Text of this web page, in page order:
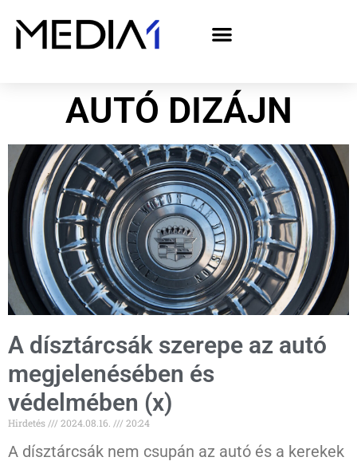
AUTÓ DIZÁJN
A dísztárcsák szerepe az autó
megjelenésében és
védelmében (x)
Hirdetés 2024.08.16. 20:24
A dísztárcsák nem csupán az autó és a kerekek